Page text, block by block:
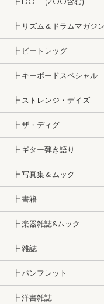
┣ リズム＆ドラムマガジン
┣ ビートレッグ
┣ キーボードスペシャル
┣ ストレンジ・デイズ
┣ ザ・ディグ
┣ ギター弾き語り
┣ 写真集＆ムック
┣ 書籍
┣ 楽器雑誌&ムック
┣ 雑誌
┣ パンフレット
┣ 洋書雑誌